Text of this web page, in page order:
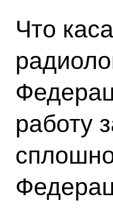
Что
работу